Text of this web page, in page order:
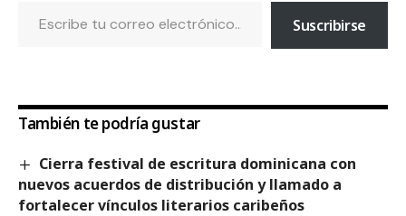
Suscribirse
También te podría gustar
Cierra festival de escritura dominicana con
nuevos acuerdos de distribución y llamado a
fortalecer vínculos literarios caribeños